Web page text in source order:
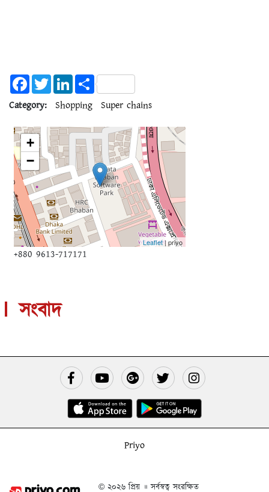
FacebookTwitterLinkedInShare
Category:
Shopping Super chains
+
−
Leaflet| priyo
+880 9613-717171
সংবাদ
Priyo
© ২০২৬ প্রিয় ॥ সর্বস্বত্ব সংরক্ষিত